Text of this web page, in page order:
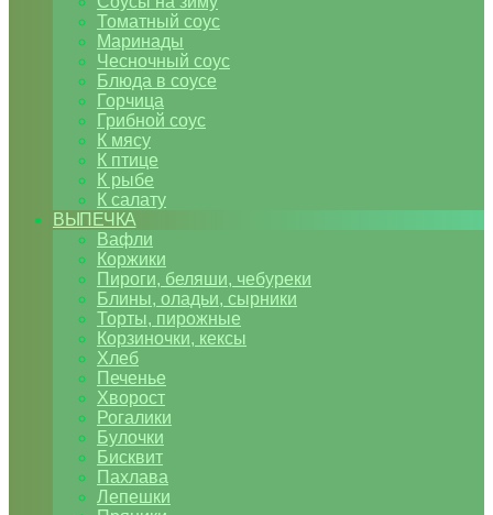
Томатный соус
Маринады
Чесночный соус
Блюда в соусе
Горчица
Грибной соус
К мясу
К птице
К рыбе
К салату
ВЫПЕЧКА
Вафли
Коржики
Пироги, беляши, чебуреки
Блины, оладьи, сырники
Торты, пирожные
Корзиночки, кексы
Хлеб
Печенье
Хворост
Рогалики
Булочки
Бисквит
Пахлава
Лепешки